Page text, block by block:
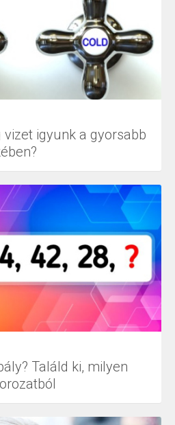
igyunk a gyorsabb
Találd ki, milyen